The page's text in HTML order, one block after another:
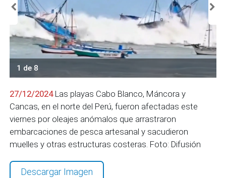
1 de 8
27/12/2024Las playas Cabo Blanco, Máncora y
Cancas, en el norte del Perú, fueron afectadas este
viernes por oleajes anómalos que arrastraron
embarcaciones de pesca artesanal y sacudieron
muelles y otras estructuras costeras. Foto: Difusión
Descargar Imagen